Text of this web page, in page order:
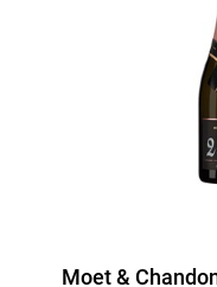
Moet &